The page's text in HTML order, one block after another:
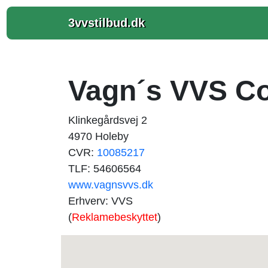
3vvstilbud.dk
Vagn´s VVS
Klinkegårdsvej 2
4970 Holeby
CVR: 10085217
TLF: 54606564
www.vagnsvvs.dk
Erhverv: VVS
(Reklamebeskyttet)